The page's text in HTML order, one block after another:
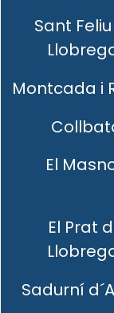
Sant
Montcada i
El
El Prat
Sadurní